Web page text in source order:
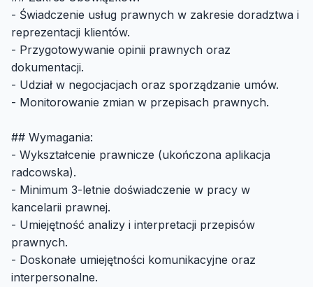
- Świadczenie usług prawnych w zakresie doradztwa i
reprezentacji klientów.
- Przygotowywanie opinii prawnych oraz
dokumentacji.
- Udział w negocjacjach oraz sporządzanie umów.
- Monitorowanie zmian w przepisach prawnych.
## Wymagania:
- Wykształcenie prawnicze (ukończona aplikacja
radcowska).
- Minimum 3-letnie doświadczenie w pracy w
kancelarii prawnej.
- Umiejętność analizy i interpretacji przepisów
prawnych.
- Doskonałe umiejętności komunikacyjne oraz
interpersonalne.